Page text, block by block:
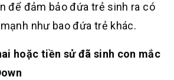
để đảm bảo đứa trẻ sinh ra có
như bao đứa trẻ khác.
hoặc tiền sử đã sinh con mắc